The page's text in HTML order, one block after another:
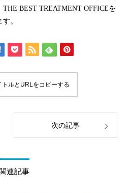
BEST TREATMENT OFFICEを
。
トルとURLをコピーする
次の記事
関連記事